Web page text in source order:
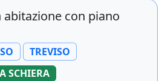
con piano
TREVISO
SCHIERA